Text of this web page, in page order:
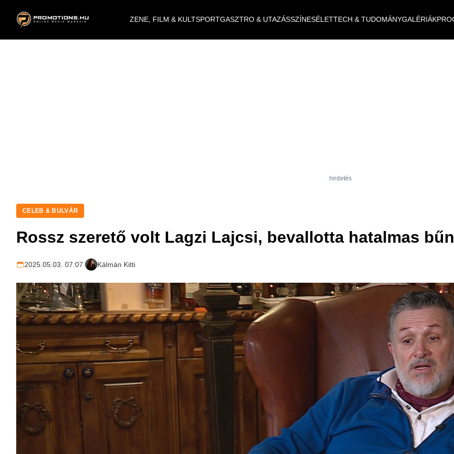
ZENE, FILM & KULTSPORTGASZTRO & UTAZÁSSZÍNESÉLETTECH & TUDOMÁNYGALÉRIÁK
hirdetés
CELEB & BULVÁR
Rossz szerető volt Lagzi Lajcsi, bevallotta hatalmas
2025.05.03. 07:07| Kálmán Kitti